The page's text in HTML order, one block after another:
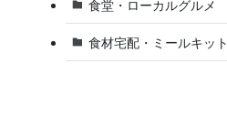
食堂・ローカルグルメ
食材宅配・ミールキット